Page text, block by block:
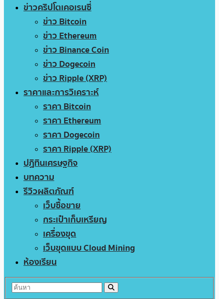
ข่าวคริปโตเคอเรนซี่
ข่าว Bitcoin
ข่าว Ethereum
ข่าว Binance Coin
ข่าว Dogecoin
ข่าว Ripple (XRP)
ราคาและการวิเคราะห์
ราคา Bitcoin
ราคา Ethereum
ราคา Dogecoin
ราคา Ripple (XRP)
ปฏิทินเศรษฐกิจ
บทความ
รีวิวผลิตภัณฑ์
เว็บซื้อขาย
กระเป๋าเก็บเหรียญ
เครื่องขุด
เว็บขุดแบบ Cloud Mining
ห้องเรียน